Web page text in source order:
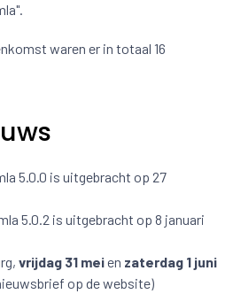
waren er in totaal 16
5.0.0 is uitgebracht op 27
5.0.2 is uitgebracht op 8 januari
vrijdag 31 meien zaterdag 1 juni
op de website)